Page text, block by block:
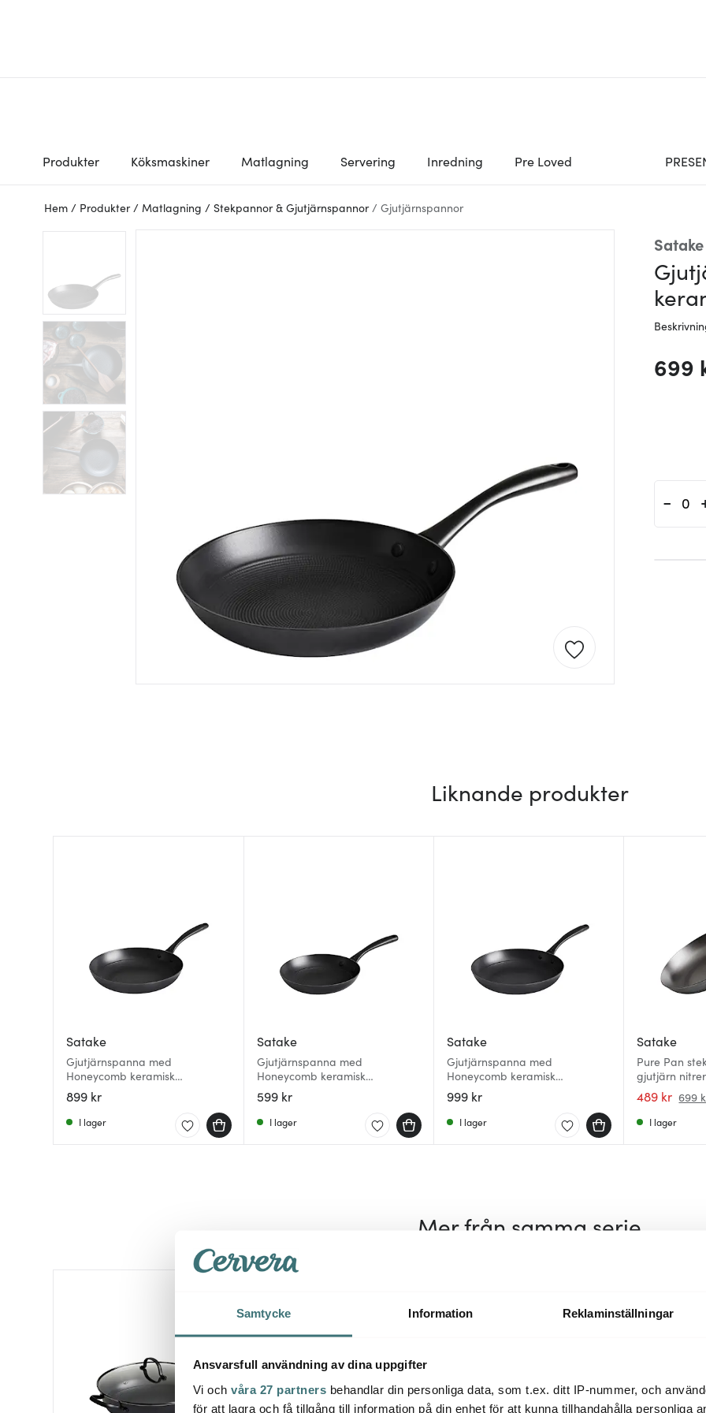
Samtycke Information Reklaminställningar
Ansvarsfull användning av dina uppgifter
Vi och våra 27 partners behandlar din personliga data, som t.ex. ditt IP-nummer, och
för att lagra och få tillgång till information på din enhet för att kunna tillhandahålla personliga
Produkter Köksmaskiner Matlagning Servering Inredning Pre Loved
Hem / Produkter / Matlagning / Stekpannor & Gjutjärnspannor / Gjutjärnspannor
Satake
699
-
Liknande produkter
Satake
Gjutjärnspanna med
Honeycomb keramisk
beläggning 28 cm
899 kr
I lager
Satake
Gjutjärnspanna med
Honeycomb keramisk
beläggning 20 cm
599 kr
I lager
Satake
Gjutjärnspanna med
Honeycomb keramisk
beläggning 30 cm
999 kr
I lager
Satake
Pure Pan
gjutjärn
489 kr 699
I lager
Mer från samma serie